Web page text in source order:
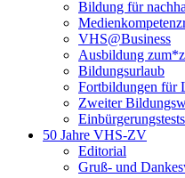
Bildung für
VHS@Business
Ausbildung
Bildungsurlaub
Fortbildungen für
Zweiter
50 Jahre VHS-ZV
Editorial
Gruß- und